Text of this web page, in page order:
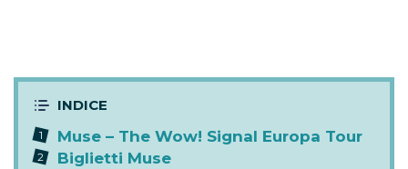
Muse – The Wow! Signal Europa Tour
Biglietti Muse